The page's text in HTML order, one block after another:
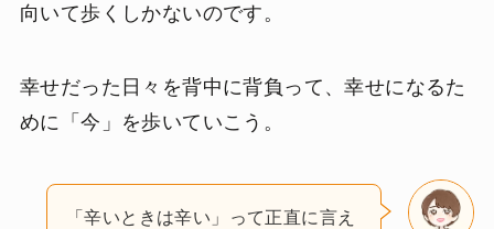
向いて歩くしかないのです。
幸せだった日々を背中に背負って、幸せになるた
めに「今」を歩いていこう。
「辛いときは辛い」って正直に言え